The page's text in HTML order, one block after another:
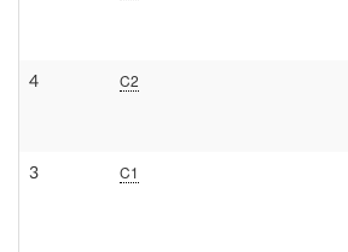
4 C2
3 C1